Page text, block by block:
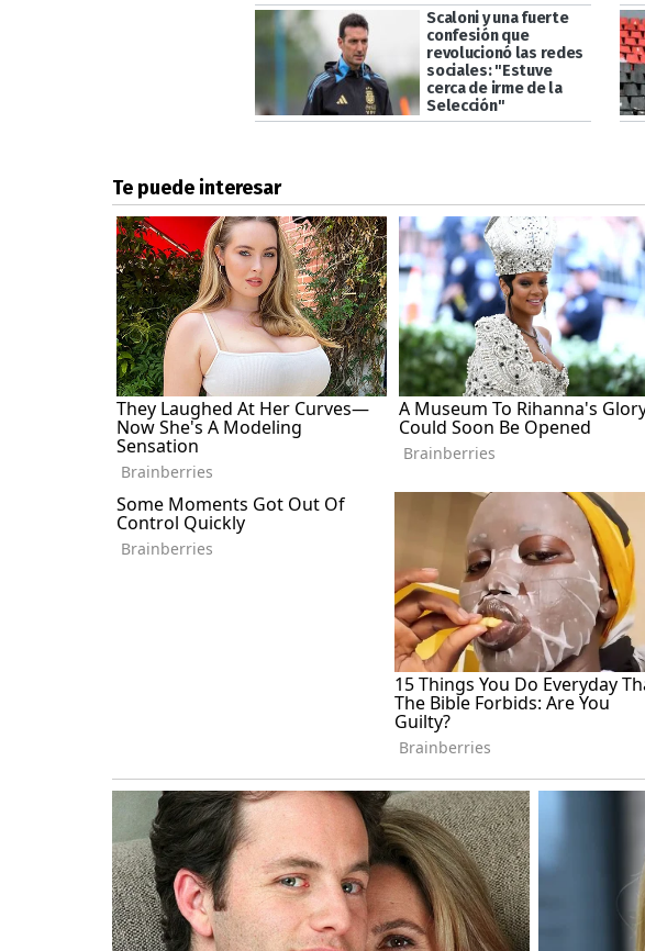
Scaloni y una fuerte
confesión que
revolucionó las redes
sociales: "Estuve
cerca de irme de la
Selección"